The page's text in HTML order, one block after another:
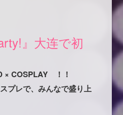
』大连で初
× COSPLAY ！！
プレで、みんなで盛り上